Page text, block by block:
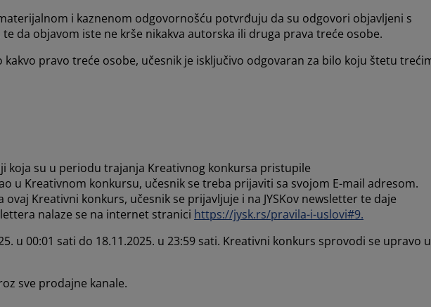
i kaznenom odgovornošću potvrđuju da su odgovori objavljeni s
da objavom iste ne krše nikakva autorska ili druga prava treće osobe.
pravo treće osobe, učesnik je isključivo odgovaran za bilo koju štetu
koja su u periodu trajanja Kreativnog konkursa pristupile
u Kreativnom konkursu, učesnik se treba prijaviti sa svojom E-mail adresom.
Kreativni konkurs, učesnik se prijavljuje i na JYSKov newsletter te daje
nalaze se na internet stranici https://jysk.rs/pravila-i-uslovi#9.
u 00:01 sati do 18.11.2025. u 23:59 sati. Kreativni konkurs sprovodi se upravo u
sve prodajne kanale.